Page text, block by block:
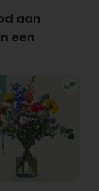
aan
een